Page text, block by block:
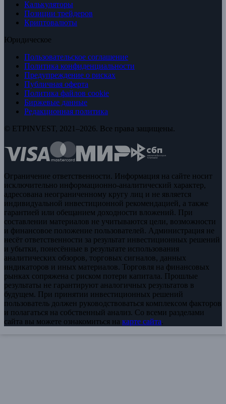
Калькуляторы
Позиции трейдеров
Криптовалюты
Юридическое
Пользовательское соглашение
Политика конфиденциальности
Предупреждение о рисках
Публичная оферта
Политика файлов cookie
Биржевые данные
Редакционная политика
© ETPINVEST, 2021–2026. Все права защищены.
Ограничение ответственности. Информация на сайте носит
исключительно информационно-аналитический характер,
адресована неограниченному кругу лиц и не является
индивидуальной инвестиционной рекомендацией, а также
гарантией или обещанием доходности вложений. При
составлении материалов не учитываются цели, возможности
и финансовое положение пользователей. Администрация не
несёт ответственности за результат инвестиционных решений
и убытки, понесённые в результате использования
аналитических обзоров, торговых сигналов, данных
индикаторов и иных материалов. Торговля на финансовых
рынках сопряжена с риском потери капитала. Прошлые
результаты не гарантируют аналогичных результатов в
будущем. При принятии инвестиционных решений
пользователь должен руководствоваться комплексом факторов
и полагаться на собственный анализ. Со всеми разделами
сайта вы можете ознакомиться на карте сайта.